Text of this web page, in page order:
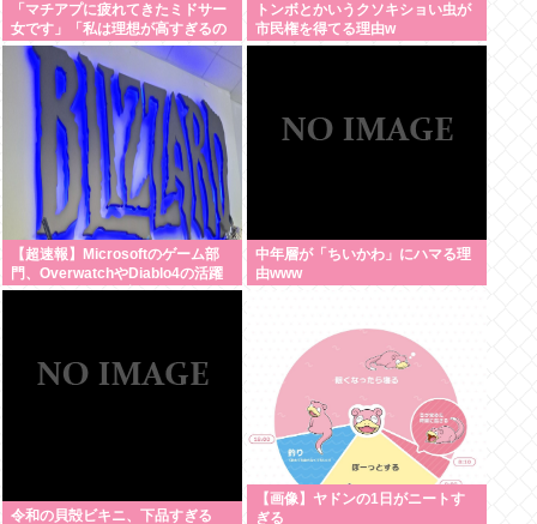
「マチアプに疲れてきたミドサー
女です」「私は理想が高すぎるの
でしょうか」
トンボとかいうクソキショい虫が
市民権を得てる理由w
【超速報】Microsoftのゲーム部
門、OverwatchやDiablo4の活躍
によりBlizzardが牽引役となる
中年層が「ちいかわ」にハマる理
由www
令和の貝殻ビキニ、下品すぎる
【画像】ヤドンの1日がニートす
ぎる